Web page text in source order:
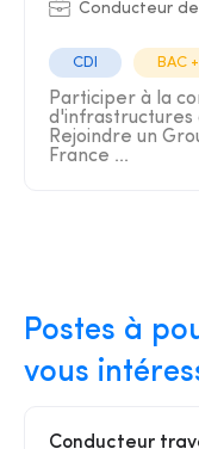
Conducteur
CDI BAC
Participer à la
d'infrastructures
Rejoindre un
France ...
Postes à
vous
Conducteur